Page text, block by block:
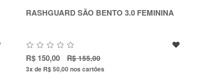
RASHGUARD SÃO BENTO 3.0 FEMININA
R$ 150,00 R$ 155,00
3x de R$ 50,00nos cartões